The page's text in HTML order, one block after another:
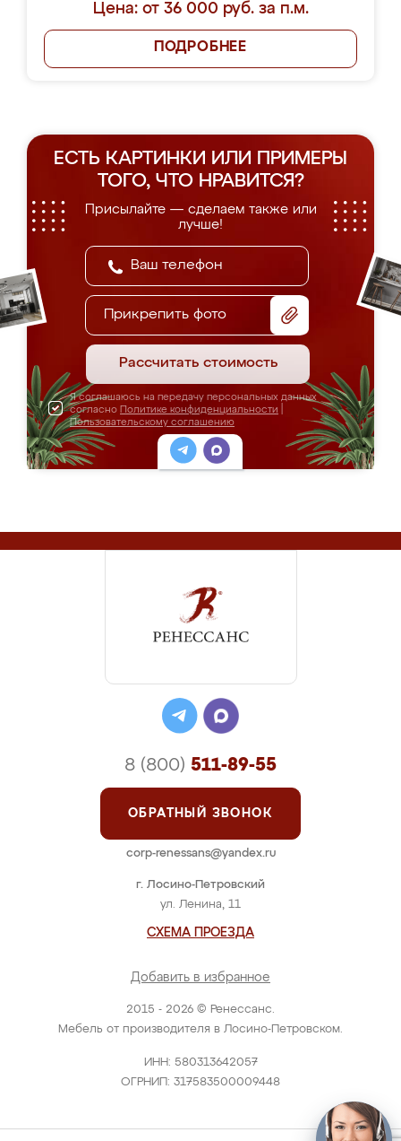
Цена: от 36 000 руб. за п.м.
ПОДРОБНЕЕ
ЕСТЬ КАРТИНКИ ИЛИ ПРИМЕРЫ
ТОГО, ЧТО НРАВИТСЯ?
Присылайте — сделаем также или
лучше!
Прикрепить фото
Рассчитать стоимость
Я соглашаюсь на передачу персональных данных
согласно Политике конфиденциальности
Пользовательскому соглашению
2015 - 2026 © Ренессанс.
Мебель от производителя в Лосино-Петровском.
ИНН: 580313642057
ОГРНИП: 317583500009448
г. Лосино-Петровский
ул. Ленина, 11
СХЕМА ПРОЕЗДА
Добавить в избранное
8 (800) 511-89-55
ОБРАТНЫЙ ЗВОНОК
corp-renessans@yandex.ru